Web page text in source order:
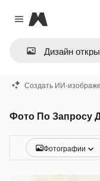
Close menu
Magnific
Создать ИИ-
Фото По Запросу
Фотографии